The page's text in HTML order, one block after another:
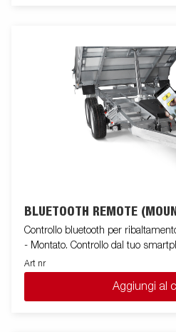
BLUETOOTH REMOTE
Controllo bluetooth per
- Montato. Controllo dal tuo
Art nr
Aggiungi al